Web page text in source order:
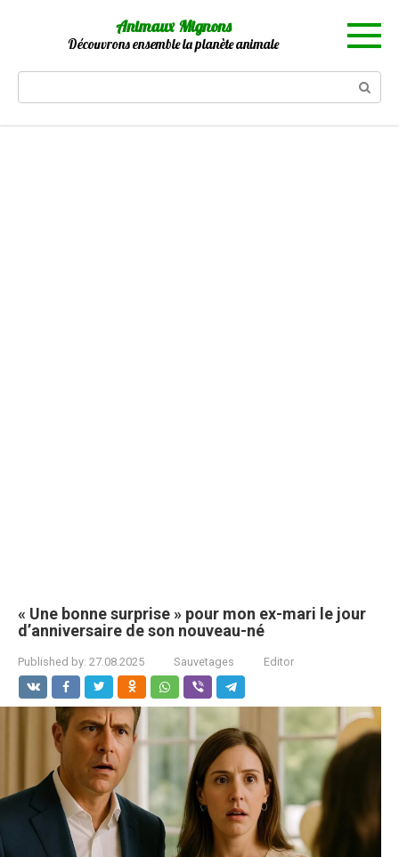
Animaux Mignons
Découvrons ensemble la planète animale
« Une bonne surprise » pour mon ex-mari le jour
d’anniversaire de son nouveau-né
Published by: 27.08.2025 Sauvetages Editor